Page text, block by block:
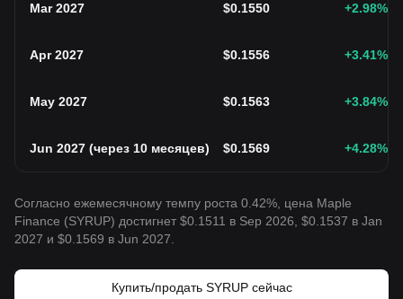
Mar 2027 $0.1550 +2.98%
Apr 2027 $0.1556 +3.41%
May 2027 $0.1563 +3.84%
Jun 2027 (через 10 месяцев) $0.1569 +4.28%
Согласно ежемесячному темпу роста 0.42%, цена Maple
Finance (SYRUP) достигнет $0.1511 в Sep 2026, $0.1537 в Jan
2027 и $0.1569 в Jun 2027.
Купить/продать SYRUP сейчас